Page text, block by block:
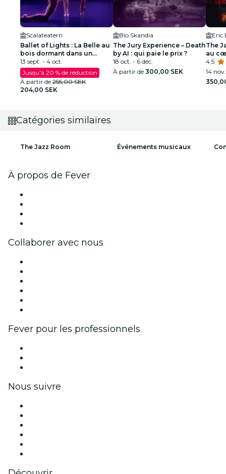
Scalateatern
Ballet of Lights : La Belle au
bois dormant dans un
spectacle étincelant
13 sept. - 4 oct.
Jusqu'à 20 % de réduction
À partir de 255,00 SEK
204,00 SEK
Bio Skandia
The Jury Experience – Death
by AI : qui paie le prix ?
18 oct. - 6 déc.
À partir de 300,00 SEK
Eric
The
au
4.5
14
Catégories similaires
The Jazz Room Événements musicaux
À propos de Fever
Collaborer avec nous
Fever pour les professionnels
Nous suivre